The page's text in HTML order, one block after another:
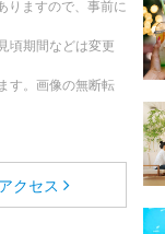
りますので、事前に
頃期間などは変更
す。画像の無断転
クセス